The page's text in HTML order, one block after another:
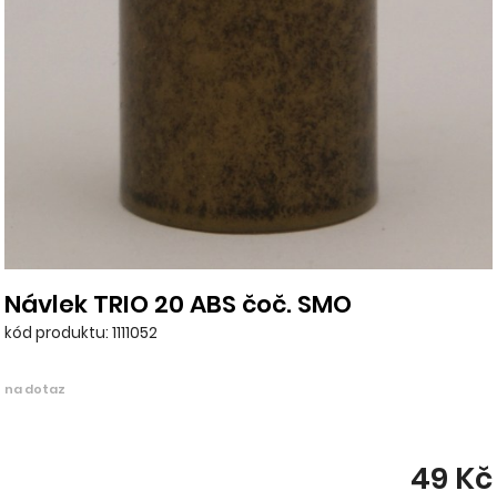
Návlek TRIO 20 ABS čoč. SMO
kód produktu: 1111052
na dotaz
49 Kč